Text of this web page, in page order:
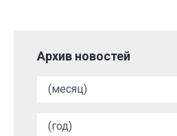
Архив новостей